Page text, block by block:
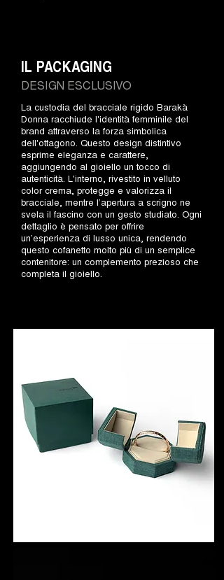
DESIGN ESCLUSIVO
IL PACKAGING
La custodia del bracciale rigido Barakà
Donna racchiude l'identità femminile del
brand attraverso la forza simbolica
dell'ottagono. Questo design distintivo
esprime eleganza e carattere,
aggiungendo al gioiello un tocco di
autenticità. L'interno, rivestito in velluto
color crema, protegge e valorizza il
bracciale, mentre l’apertura a scrigno ne
svela il fascino con un gesto studiato. Ogni
dettaglio è pensato per offrire
un’esperienza di lusso unica, rendendo
questo cofanetto molto più di un semplice
contenitore: un complemento prezioso che
completa il gioiello.